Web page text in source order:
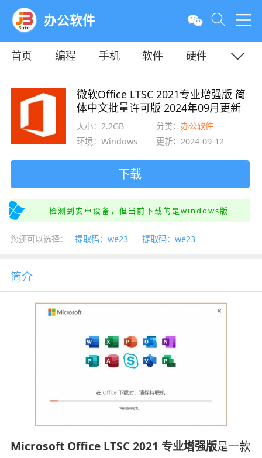
办公软件
首页 编程 手机 软件
硬件
微软Office LTSC 2021专业增强版 简
体中文批量许可版 2024年09月更新
大小：2.2GB 分类：办公软件
环境：Windows
更新：2024-09-12
下载
检测到安卓设备，但当前下载的是windows版
您还可以选择： 提取码：we23 提取码：we23
简介
Microsoft Office LTSC 2021 专业增强版是一款